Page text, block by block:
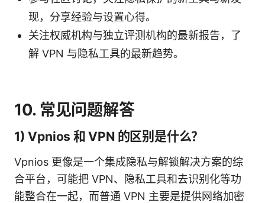
现，分享经验与设置心得。
关注权威机构与独立评测机构的最新报告，了
解 VPN 与隐私工具的最新趋势。
10. 常见问题解答
1) Vpnios 和 VPN 的区别是什么？
Vpnios 更像是一个集成隐私与解锁解决方案的综
合平台，可能把 VPN、隐私工具和去识别化等功
能整合在一起，而普通 VPN 主要是提供网络加密